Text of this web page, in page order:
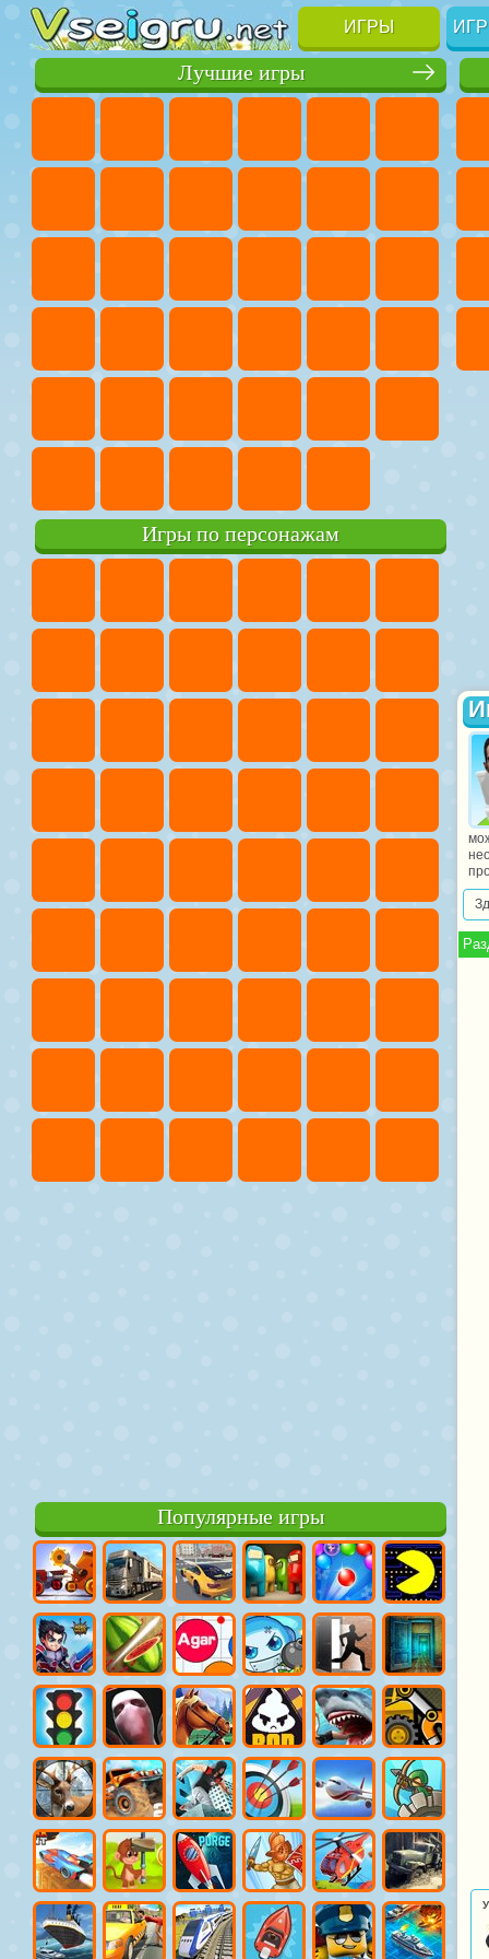
ИГРЫ
Лучшие игры
Игры по персонажам
Популярные игры